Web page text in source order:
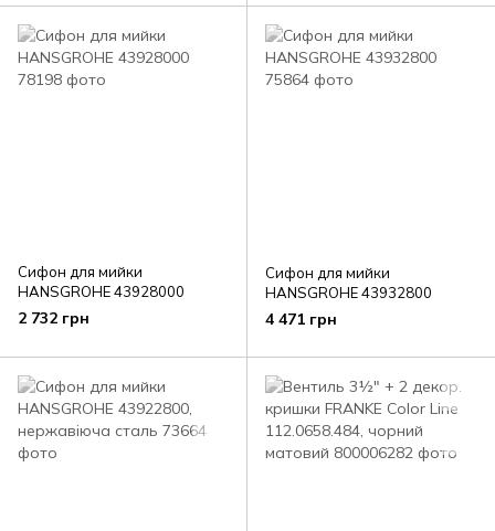
Сифон для мийки
HANSGROHE 43928000
2 732 грн
Сифон для мийки
HANSGROHE 43932800
4 471 грн